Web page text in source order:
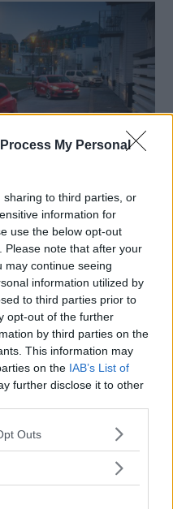
My Personal
to third parties, or
information for
use the below opt-out
Please note that after your
may continue seeing
information utilized by
to third parties prior to
opt-out of the further
by third parties on the
This information may
on the IAB’s List of
further disclose it to other
uses one or more Google
You may click to
purposes in below Google
Outs
med plats för 600
revansch
av det
kluriga Citroën
ska stå?